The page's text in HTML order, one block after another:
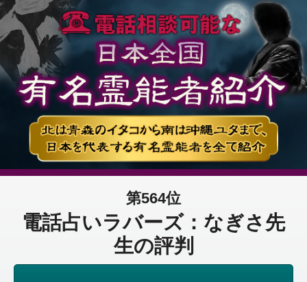
第564位
電話占いラバーズ：なぎさ先
生の評判